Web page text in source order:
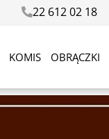
22 612 02 18
KOMIS OBRĄCZKI